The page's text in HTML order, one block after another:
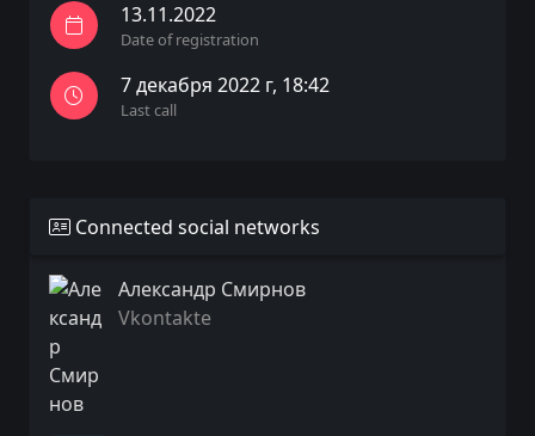
13.11.2022
Date of registration
7 декабря 2022 г, 18:42
Last call
Connected social networks
Александр Смирнов
Vkontakte